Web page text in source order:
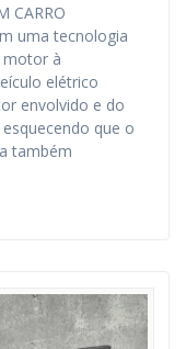
CARRO
uma tecnologia
motor à
elétrico
envolvido e do
que o
também